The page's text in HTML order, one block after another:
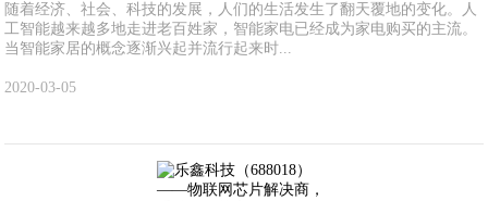
随着经济、社会、科技的发展，人们的生活发生了翻天覆地的变化。人
工智能越来越多地走进老百姓家，智能家电已经成为家电购买的主流。
当智能家居的概念逐渐兴起并流行起来时...
2020-03-05